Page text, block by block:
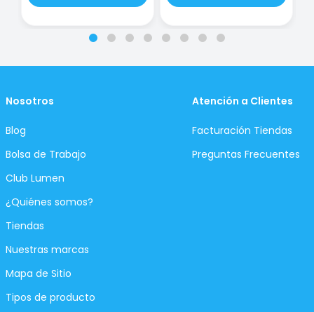
Nosotros
Blog
Bolsa de Trabajo
Club Lumen
¿Quiénes somos?
Tiendas
Nuestras marcas
Mapa de Sitio
Tipos de producto
Atención a Clientes
Facturación Tiendas
Preguntas Frecuentes